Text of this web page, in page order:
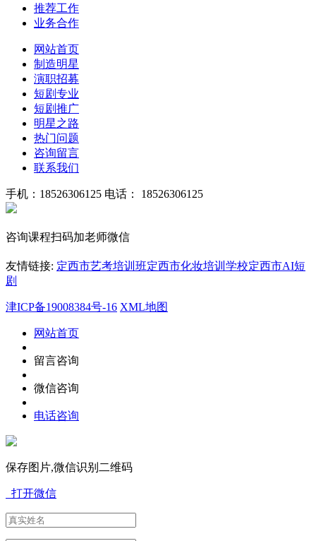
推荐工作
业务合作
网站首页
制造明星
演职招募
短剧专业
短剧推广
明星之路
热门问题
咨询留言
联系我们
手机：18526306125 电话： 18526306125
咨询课程扫码加老师微信
友情链接: 定西市艺考培训班定西市化妆培训学校定西市AI短
剧
津ICP备19008384号-16 XML地图
网站首页
留言咨询
微信咨询
电话咨询
保存图片,微信识别二维码
打开微信